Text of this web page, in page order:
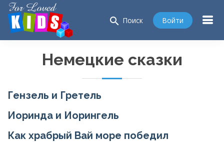
search Поиск Войти
Немецкие сказки
Гензель и Гретель
Иоринда и Иорингель
Как храбрый Вай море победил